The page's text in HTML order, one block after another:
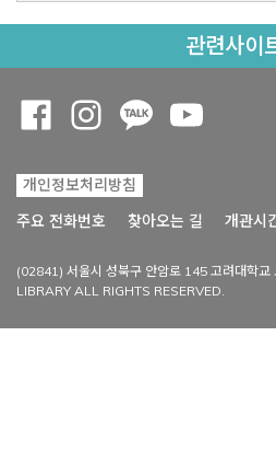
관련사이
개인정보처리방침
주요 전화번호
찾아오는 길 개관시
(02841) 서울시 성북구 안암로 145 고려대학
LIBRARY ALL RIGHTS RESERVED.
Opens a new window
Opens a new window
Opens a new